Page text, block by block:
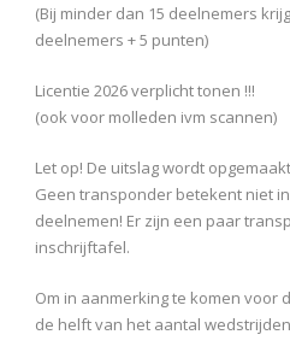
(Bij minder dan 15 deelnemers
deelnemers + 5 punten)
Licentie 2026 verplicht tonen !!!
(ook voor molleden ivm scannen)
Let op! De uitslag wordt
Geen transponder betekent niet
deelnemen! Er zijn een paar
inschrijftafel.
Om in aanmerking te komen voor
de helft van het aantal